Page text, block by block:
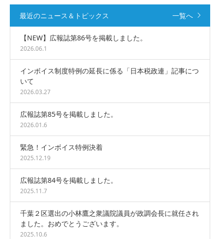
最近のニュース＆トピックス 一覧へ
【NEW】広報誌第86号を掲載しました。
2026.06.1
インボイス制度特例の延長に係る「日本税政連」記事につ
いて
2026.03.27
広報誌第85号を掲載しました。
2026.01.6
緊急！インボイス特例決着
2025.12.19
広報誌第84号を掲載しました。
2025.11.7
千葉２区選出の小林鷹之衆議院議員が政調会長に就任され
ました。おめでとうございます。
2025.10.6